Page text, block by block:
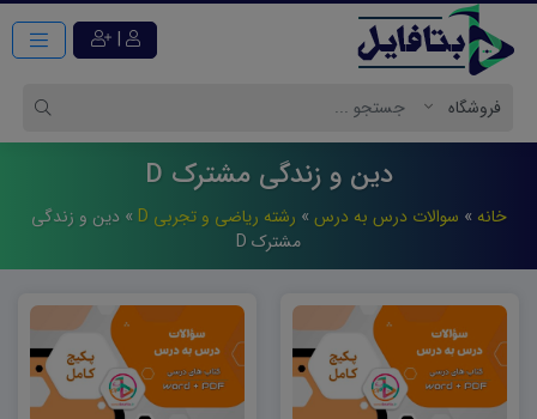
|
دین و زندگی مشترک D
خانه » سوالات درس به درس » رشته ریاضی و تجربی D » دین و زندگی
مشترک D